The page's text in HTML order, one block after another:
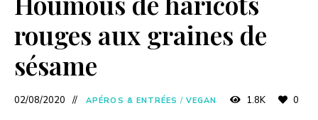
y
i
rouges aux graines de
sésame
02/08/2020 APÉROS & ENTRÉES / VEGAN 1.8K 0